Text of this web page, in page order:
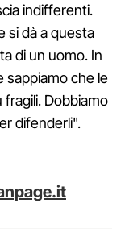
indifferenti.
si dà a questa
di un uomo. In
sappiamo che le
Dobbiamo
difenderli".